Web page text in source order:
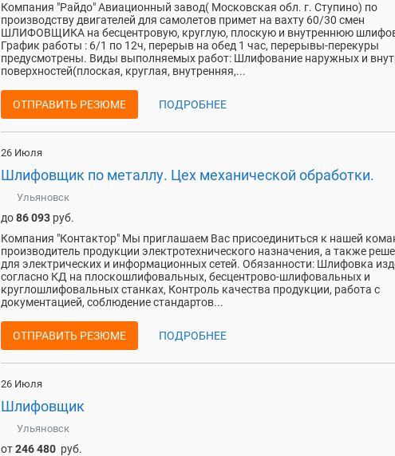
Компания "Райдо" Авиационный завод( Московская обл. г. Ступино) по
производству двигателей для самолетов примет на вахту 60/30 смен
ШЛИФОВЩИКА на бесцентровую, круглую, плоскую и внутреннюю
График работы : 6/1 по 12ч, перерыв на обед 1 час, перерывы-перекуры
предусмотрены. Виды выполняемых работ: Шлифование наружных и
поверхностей(плоская, круглая, внутренняя,...
ОТПРАВИТЬ РЕЗЮМЕ ПОДРОБНЕЕ
26 Июля
Шлифовщик по металлу. Цех механической обработки.
Ульяновск
до86 093 руб.
Компания "Контактор" Мы приглашаем Вас присоединиться к нашей
производитель продукции электротехнического назначения, а также
для электрических и информационных сетей. Обязанности: Шлифовка
согласно КД на плоскошлифовальных, бесцентрово-шлифовальных и
круглошлифовальных станках, Контроль качества продукции, работа с
документацией, соблюдение стандартов...
ОТПРАВИТЬ РЕЗЮМЕ ПОДРОБНЕЕ
26 Июля
Шлифовщик
Ульяновск
от246 480 руб.